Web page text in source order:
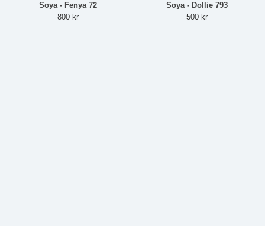
Soya - Fenya 72
800 kr
Soya - Dollie 793
500 kr